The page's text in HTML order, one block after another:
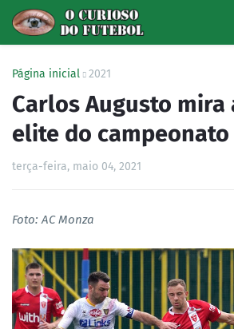
Página inicial 2021
Carlos Augusto mira
elite do
terça-feira, maio 04, 2021
Foto: AC Monza